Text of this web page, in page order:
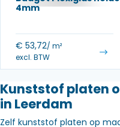
4mm
€ 53,72/ m²
excl. BTW
Kunststof platen
in Leerdam
Zelf kunststof platen op